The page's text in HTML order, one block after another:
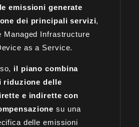
emissioni generate
dei principali servizi,
Managed Infrastructure
as a Service.
il piano combina
riduzione delle
e indirette con
su una
delle emissioni